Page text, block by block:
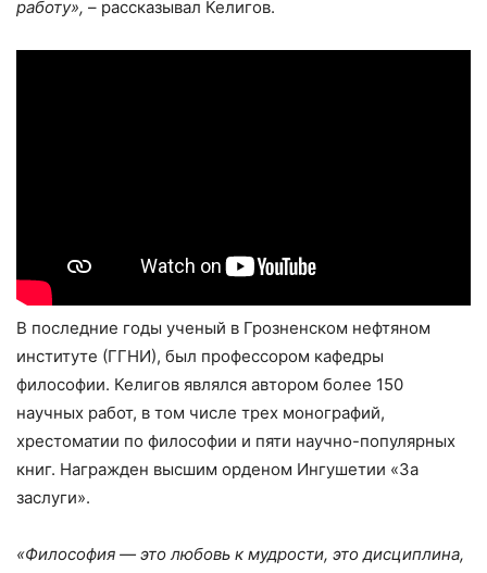
работу», – рассказывал Келигов.
В последние годы ученый в Грозненском нефтяном
институте (ГГНИ), был профессором кафедры
философии. Келигов являлся автором более 150
научных работ, в том числе трех монографий,
хрестоматии по философии и пяти научно-популярных
книг. Награжден высшим орденом Ингушетии «За
заслуги».
«Философия — это любовь к мудрости, это дисциплина,